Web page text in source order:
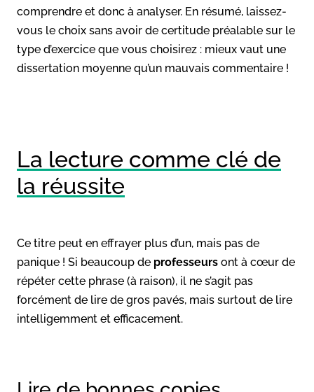
comprendre et donc à analyser. En résumé, laissez-
vous le choix sans avoir de certitude préalable sur le
type d’exercice que vous choisirez : mieux vaut une
dissertation moyenne qu’un mauvais commentaire !
La lecture comme clé de
la réussite
Ce titre peut en effrayer plus d’un, mais pas de
panique ! Si beaucoup de professeurs ont à cœur de
répéter cette phrase (à raison), il ne s’agit pas
forcément de lire de gros pavés, mais surtout de lire
intelligemment et efficacement.